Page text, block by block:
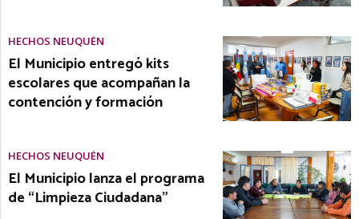
HECHOS NEUQUÉN
El Municipio entregó kits
escolares que acompañan la
contención y formación
HECHOS NEUQUÉN
El Municipio lanza el programa
de “Limpieza Ciudadana”